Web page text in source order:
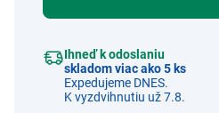
Ihneď k odoslaniu
skladom viac ako 5 ks
Expedujeme DNES.
K vyzdvihnutiu už 7.8.